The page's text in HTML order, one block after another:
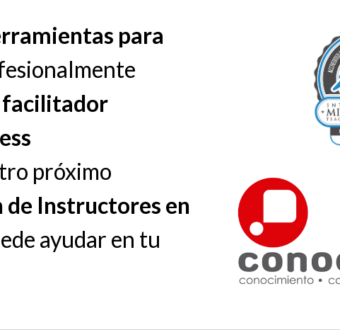
para
facilitador
próximo
Instructores en
ayudar en tu